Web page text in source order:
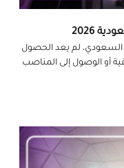
2026
لم يعد الحصول
أو الوصول إلى المناصب